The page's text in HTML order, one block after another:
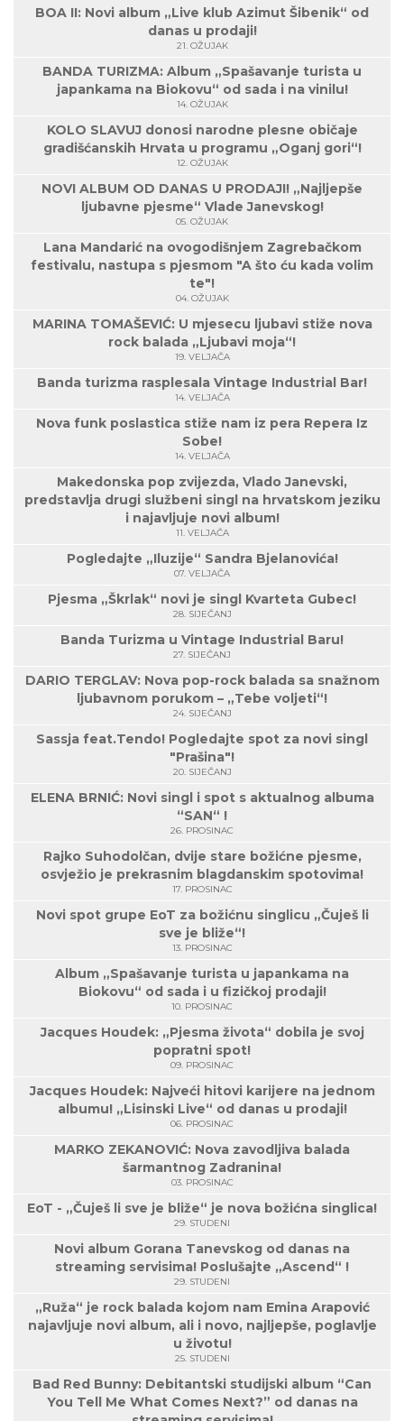
BOA II: Novi album „Live klub Azimut Šibenik“ od
danas u prodaji!
21. OŽUJAK
BANDA TURIZMA: Album „Spašavanje turista u
japankama na Biokovu“ od sada i na vinilu!
14. OŽUJAK
KOLO SLAVUJ donosi narodne plesne običaje
gradišćanskih Hrvata u programu „Oganj gori“!
12. OŽUJAK
NOVI ALBUM OD DANAS U PRODAJI! „Najljepše
ljubavne pjesme“ Vlade Janevskog!
05. OŽUJAK
Lana Mandarić na ovogodišnjem Zagrebačkom
festivalu, nastupa s pjesmom "A što ću kada volim
te"!
04. OŽUJAK
MARINA TOMAŠEVIĆ: U mjesecu ljubavi stiže nova
rock balada „Ljubavi moja“!
19. VELJAČA
Banda turizma rasplesala Vintage Industrial Bar!
14. VELJAČA
Nova funk poslastica stiže nam iz pera Repera Iz
Sobe!
14. VELJAČA
Makedonska pop zvijezda, Vlado Janevski,
predstavlja drugi službeni singl na hrvatskom jeziku
i najavljuje novi album!
11. VELJAČA
Pogledajte „Iluzije“ Sandra Bjelanovića!
07. VELJAČA
Pjesma „Škrlak“ novi je singl Kvarteta Gubec!
28. SIJEČANJ
Banda Turizma u Vintage Industrial Baru!
27. SIJEČANJ
DARIO TERGLAV: Nova pop-rock balada sa snažnom
ljubavnom porukom – „Tebe voljeti“!
24. SIJEČANJ
Sassja feat.Tendo! Pogledajte spot za novi singl
"Prašina"!
20. SIJEČANJ
ELENA BRNIĆ: Novi singl i spot s aktualnog albuma
“SAN“ !
26. PROSINAC
Rajko Suhodolčan, dvije stare božićne pjesme,
osvježio je prekrasnim blagdanskim spotovima!
17. PROSINAC
Novi spot grupe EoT za božićnu singlicu „Čuješ li
sve je bliže“!
13. PROSINAC
Album „Spašavanje turista u japankama na
Biokovu“ od sada i u fizičkoj prodaji!
10. PROSINAC
Jacques Houdek: „Pjesma života“ dobila je svoj
popratni spot!
09. PROSINAC
Jacques Houdek: Najveći hitovi karijere na jednom
albumu! „Lisinski Live“ od danas u prodaji!
06. PROSINAC
MARKO ZEKANOVIĆ: Nova zavodljiva balada
šarmantnog Zadranina!
03. PROSINAC
EoT - „Čuješ li sve je bliže“ je nova božićna singlica!
29. STUDENI
Novi album Gorana Tanevskog od danas na
streaming servisima! Poslušajte „Ascend“ !
29. STUDENI
„Ruža“ je rock balada kojom nam Emina Arapović
najavljuje novi album, ali i novo, najljepše, poglavlje
u životu!
25. STUDENI
Bad Red Bunny: Debitantski studijski album “Can
You Tell Me What Comes Next?” od danas na